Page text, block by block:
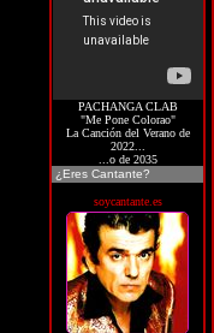
PACHANGA CLAB
"Me Pone Colorao"
La Canción del Verano de
2022...
...o de 2035
¿Eres Cantante?
soycantante.es